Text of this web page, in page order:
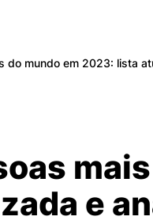
do mundo em 2023: lista
e